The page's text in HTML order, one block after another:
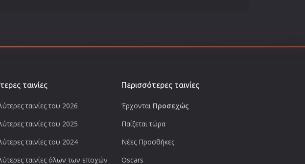
ταινίες
ταινίες του 2026
ταινίες του 2025
ταινίες του 2024
ταινίες όλων των εποχών
Περισσότερες ταινίες
Έρχονται Προσεχώς
Παίζεται τώρα
Νέες Προσθήκες
Oscars